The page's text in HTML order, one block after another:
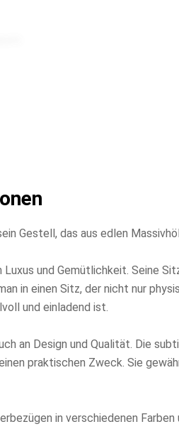
Gestell, das aus edlen
und Gemütlichkeit. Seine
in einen Sitz, der nicht nur
und einladend ist.
an Design und Qualität. Die
praktischen Zweck. Sie
in verschiedenen